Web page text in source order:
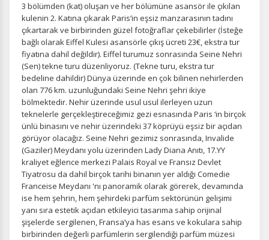
3 bölümden (kat) oluşan ve her bölümüne asansör ile çıkılan
kulenin 2. Katına çıkarak Paris’in eşsiz manzarasının tadını
çıkartarak ve birbirinden güzel fotoğraflar çekebilirler (İsteğe
bağlı olarak Eiffel Kulesi asansörle çıkış ücreti 23€, ekstra tur
fiyatına dahil değildir). Eiffel turumuz sonrasında Seine Nehri
(Sen) tekne turu düzenliyoruz. (Tekne turu, ekstra tur
bedeline dahildir) Dünya üzerinde en çok bilinen nehirlerden
olan 776 km. uzunluğundaki Seine Nehri şehri ikiye
bölmektedir. Nehir üzerinde usul usul ilerleyen uzun
teknelerle gerçekleştireceğimiz gezi esnasında Paris ‘in birçok
ünlü binasını ve nehir üzerindeki 37 köprüyü eşsiz bir açıdan
görüyor olacağız. Seine Nehri gezimiz sonrasında, Invalide
(Gaziler) Meydanı yolu üzerinden Lady Diana Anıtı, 17.YY
kraliyet eğlence merkezi Palais Royal ve Fransız Devlet
Tiyatrosu da dahil birçok tarihi binanın yer aldığı Comedie
Franceise Meydanı 'nı panoramik olarak görerek, devamında
ise hem şehrin, hem şehirdeki parfüm sektörünün gelişimi
yanı sıra estetik açıdan etkileyici tasarıma sahip orijinal
şişelerde sergilenen, Fransa’ya has esans ve kokulara sahip
birbirinden değerli parfümlerin sergilendiği parfüm müzesi